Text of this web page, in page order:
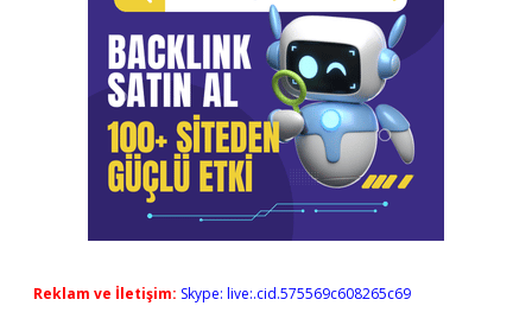
Reklam ve İletişim: Skype: live:.cid.575569c608265c69